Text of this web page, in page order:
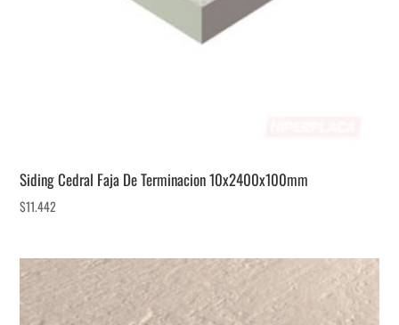
Siding Cedral Faja De Terminacion 10x2400x100mm
$11.442